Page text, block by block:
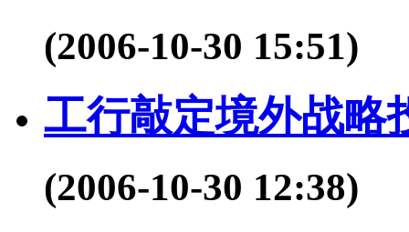
(2006-10-30 15:51)
工行敲定境外战略
(2006-10-30 12:38)